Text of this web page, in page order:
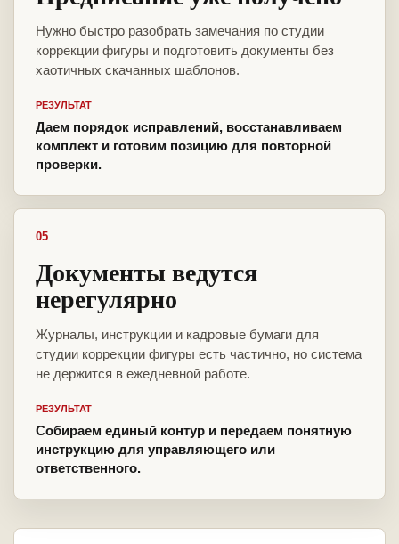
Нужно быстро разобрать замечания по студии
коррекции фигуры и подготовить документы без
хаотичных скачанных шаблонов.
РЕЗУЛЬТАТ
Даем порядок исправлений, восстанавливаем
комплект и готовим позицию для повторной
проверки.
05
Документы ведутся
нерегулярно
Журналы, инструкции и кадровые бумаги для
студии коррекции фигуры есть частично, но система
не держится в ежедневной работе.
РЕЗУЛЬТАТ
Собираем единый контур и передаем понятную
инструкцию для управляющего или
ответственного.